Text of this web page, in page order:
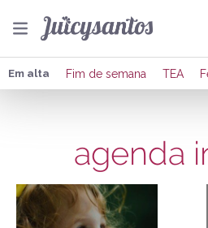
Em alta Fim de semana TEA
agenda
21/06/2019